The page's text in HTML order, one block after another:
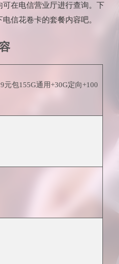
在电信营业厅进行查询。下
信花卷卡的套餐内容吧。
元包155G通用+30G定向+100